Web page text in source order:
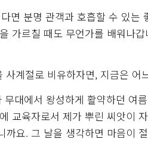
면 분명 관객과 호흡할 수 있는
가르칠 때도 무언가를 배워나
계절로 비유하자면, 지금은 어
대에서 왕성하게 활약하던 여
교육자로서 제가 뿌린 씨앗이
요. 그 날을 생각하면 마음이